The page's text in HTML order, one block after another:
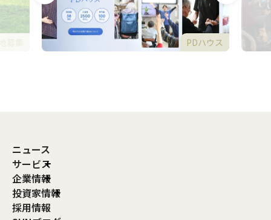
PDハウス
ニュース
サービス
企業情報
投資家情報
採用情報